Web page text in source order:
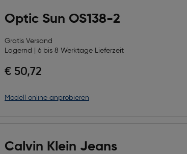
Optic Sun OS138-2
Gratis Versand
Lagernd | 6 bis 8 Werktage Lieferzeit
€ 50,72
Modell online anprobieren
Calvin Klein Jeans